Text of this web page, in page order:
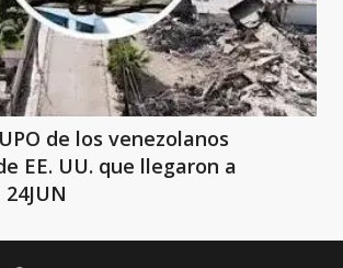
de los venezolanos
EE. UU. que llegaron a